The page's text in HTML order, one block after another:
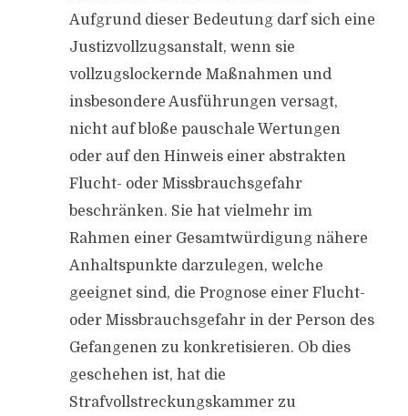
Aufgrund dieser Bedeutung darf sich eine
Justizvollzugsanstalt, wenn sie
vollzugslockernde Maßnahmen und
insbesondere Ausführungen versagt,
nicht auf bloße pauschale Wertungen
oder auf den Hinweis einer abstrakten
Flucht- oder Missbrauchsgefahr
beschränken. Sie hat vielmehr im
Rahmen einer Gesamtwürdigung nähere
Anhaltspunkte darzulegen, welche
geeignet sind, die Prognose einer Flucht-
oder Missbrauchsgefahr in der Person des
Gefangenen zu konkretisieren. Ob dies
geschehen ist, hat die
Strafvollstreckungskammer zu